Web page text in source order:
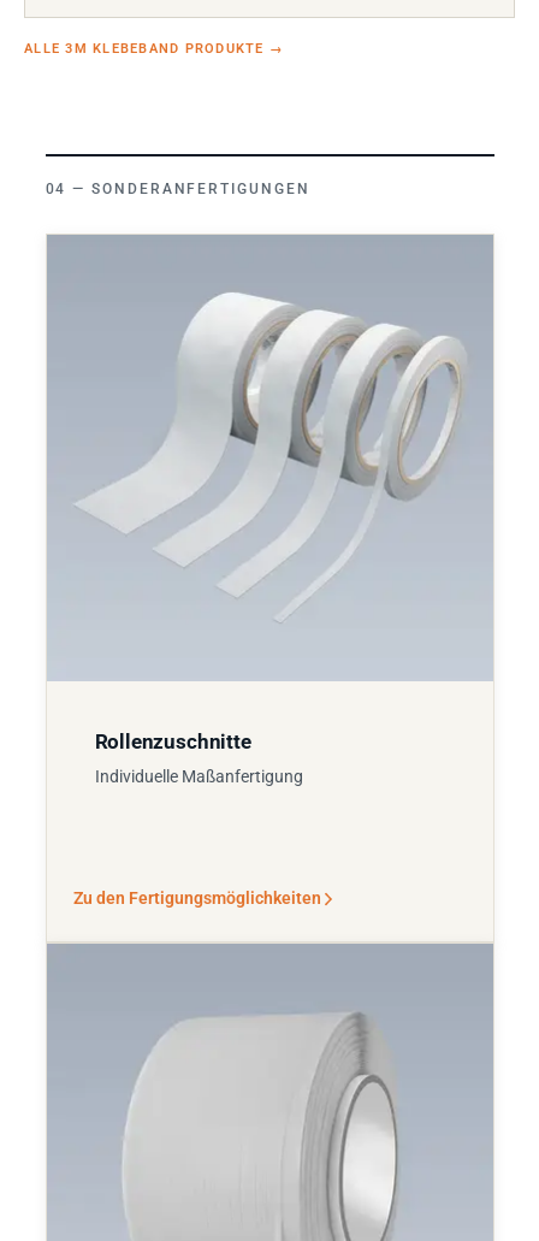
ALLE 3M KLEBEBAND PRODUKTE →
SONDERANFERTIGUNGEN
Rollenzuschnitte
Individuelle Maßanfertigung
Zu den Fertigungsmöglichkeiten